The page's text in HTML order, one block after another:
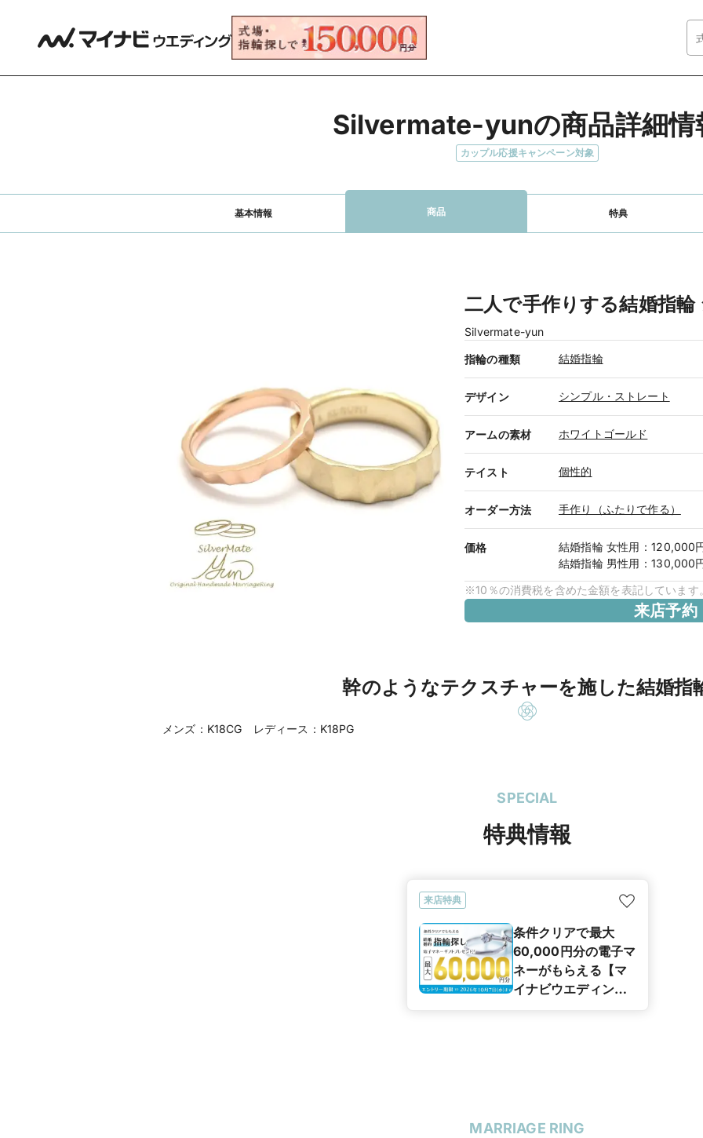
Silvermate-yunの商品詳細情
カップル応援キャンペーン対象
基本情報 商品 特典
二人で手作りする結婚指
Silvermate-yun
指輪の種類 結婚指輪
デザイン シンプル・ストレート
アームの素材 ホワイトゴールド
テイスト 個性的
オーダー方法 手作り（ふたりで作る）
価格 結婚指輪 女性用 ：120,000
結婚指輪 男性用 ：130,000
※10％の消費税を含めた金額を表記しています
来店予約
幹のようなテクスチャーを施した結婚指
メンズ：K18CG レディース：K18PG
SPECIAL
特典情報
来店特典
条件クリアで最大
60,000円分の電子マ
ネーがもらえる【マ
イナビウエディング
MARRIAGE RING